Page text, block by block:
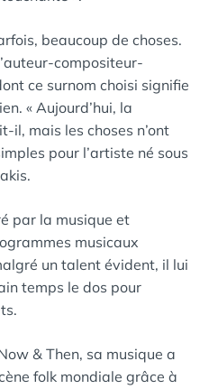
beaucoup de choses.
compositeur-
ce surnom choisi signifie
« Aujourd’hui, la
il, mais les choses n’ont
pour l’artiste né sous
par la musique et
musicaux
un talent évident, il lui
temps le dos pour
& Then, sa musique a
folk mondiale grâce à